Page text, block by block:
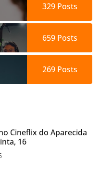
329Posts
659Posts
269Posts
Cineflix do Aparecida
16